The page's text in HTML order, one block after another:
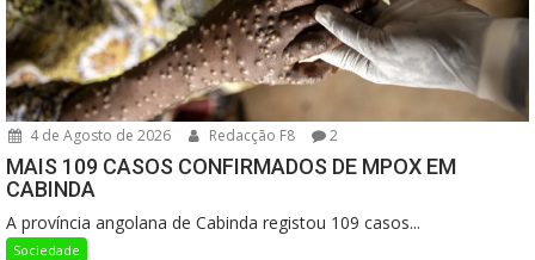
4 de Agosto de 2026 Redacção F8 2
MAIS 109 CASOS CONFIRMADOS DE MPOX EM
CABINDA
A província angolana de Cabinda registou 109 casos...
Sociedade